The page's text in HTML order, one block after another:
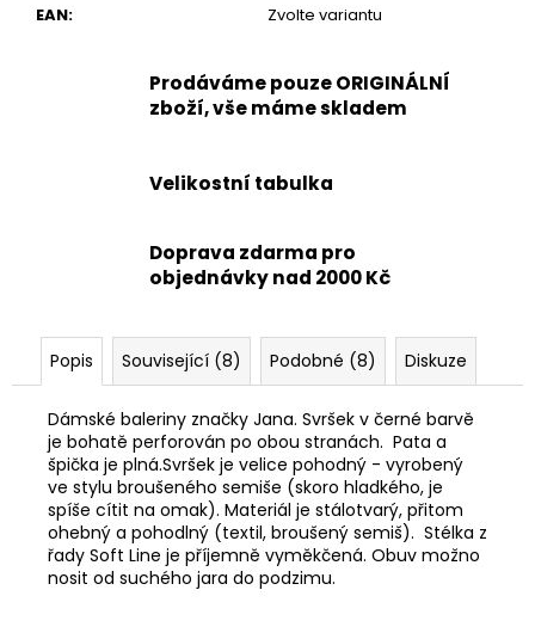
EAN: Zvolte variantu
Prodáváme pouze ORIGINÁLNÍ
zboží, vše máme skladem
Velikostní tabulka
Doprava zdarma pro
objednávky nad 2000 Kč
Popis Související (8) Podobné (8) Diskuze
Dámské baleriny značky Jana. Svršek v černé barvě
je bohatě perforován po obou stranách. Pata a
špička je plná.Svršek je velice pohodný - vyrobený
ve stylu broušeného semiše (skoro hladkého, je
spíše cítit na omak). Materiál je stálotvarý, přitom
ohebný a pohodlný (textil, broušený semiš). Stélka z
řady Soft Line je příjemně vyměkčená. Obuv možno
nosit od suchého jara do podzimu.
799
Kč